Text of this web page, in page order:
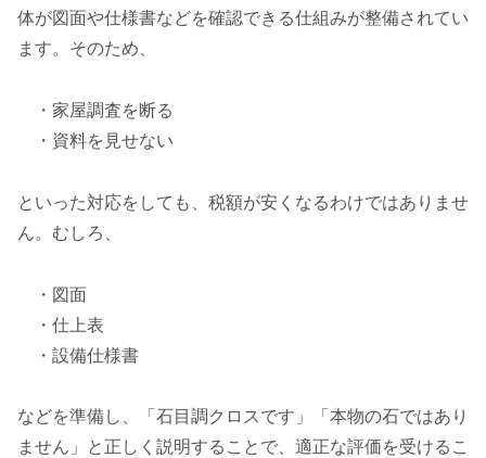
体が図面や仕様書などを確認できる仕組みが整備されてい
ます。そのため、
・家屋調査を断る
・資料を見せない
といった対応をしても、税額が安くなるわけではありませ
ん。むしろ、
・図面
・仕上表
・設備仕様書
などを準備し、「石目調クロスです」「本物の石ではあり
ません」と正しく説明することで、適正な評価を受けるこ